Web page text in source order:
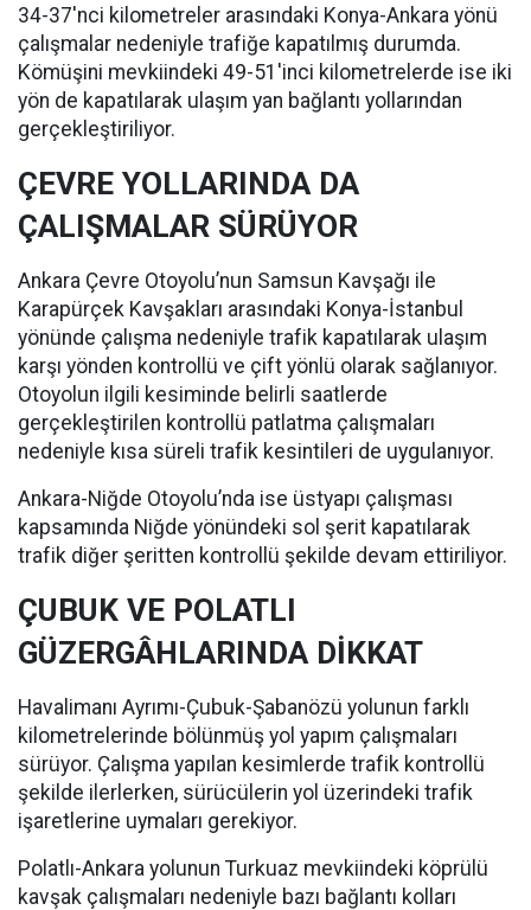
34-37'nci kilometreler arasındaki Konya-Ankara yönü
çalışmalar nedeniyle trafiğe kapatılmış durumda.
Kömüşini mevkiindeki 49-51'inci kilometrelerde ise iki
yön de kapatılarak ulaşım yan bağlantı yollarından
gerçekleştiriliyor.
ÇEVRE YOLLARINDA DA
ÇALIŞMALAR SÜRÜYOR
Ankara Çevre Otoyolu’nun Samsun Kavşağı ile
Karapürçek Kavşakları arasındaki Konya-İstanbul
yönünde çalışma nedeniyle trafik kapatılarak ulaşım
karşı yönden kontrollü ve çift yönlü olarak sağlanıyor.
Otoyolun ilgili kesiminde belirli saatlerde
gerçekleştirilen kontrollü patlatma çalışmaları
nedeniyle kısa süreli trafik kesintileri de uygulanıyor.
Ankara-Niğde Otoyolu’nda ise üstyapı çalışması
kapsamında Niğde yönündeki sol şerit kapatılarak
trafik diğer şeritten kontrollü şekilde devam ettiriliyor.
ÇUBUK VE POLATLI
GÜZERGÂHLARINDA DİKKAT
Havalimanı Ayrımı-Çubuk-Şabanözü yolunun farklı
kilometrelerinde bölünmüş yol yapım çalışmaları
sürüyor. Çalışma yapılan kesimlerde trafik kontrollü
şekilde ilerlerken, sürücülerin yol üzerindeki trafik
işaretlerine uymaları gerekiyor.
Polatlı-Ankara yolunun Turkuaz mevkiindeki köprülü
kavşak çalışmaları nedeniyle bazı bağlantı kolları